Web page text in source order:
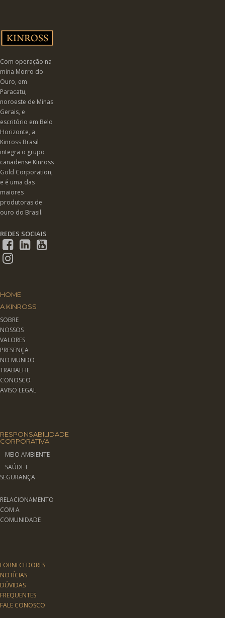
Com operação na
mina Morro do
Ouro, em
Paracatu,
noroeste de Minas
Gerais, e
escritório em Belo
Horizonte, a
Kinross Brasil
integra o grupo
canadense Kinross
Gold Corporation,
e é uma das
maiores
produtoras de
ouro do Brasil.
REDES SOCIAIS
HOME
A KINROSS
SOBRE
NOSSOS
VALORES
PRESENÇA
NO MUNDO
TRABALHE
CONOSCO
AVISO LEGAL
RESPONSABILIDADE
CORPORATIVA
MEIO AMBIENTE
SAÚDE E
SEGURANÇA
RELACIONAMENTO
COM A
COMUNIDADE
FORNECEDORES
NOTÍCIAS
DÚVIDAS
FREQUENTES
FALE CONOSCO